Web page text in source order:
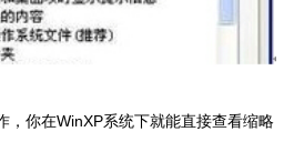
，你在WinXP系统下就能直接查看缩略